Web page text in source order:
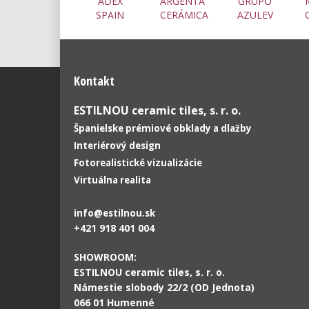
SPAIN
CERÁMICA
AZULEV
Kontakt
ESTILNOU ceramic tiles, s. r. o.
Španielske prémiové obklady a dlažby
Interiérový design
Fotorealistické vizualizácie
Virtuálna realita
info@estilnou.sk
+421 918 401 004
SHOWROOM:
ESTILNOU ceramic tiles, s. r. o.
Námestie slobody 22/2 (OD Jednota)
066 01 Humenné